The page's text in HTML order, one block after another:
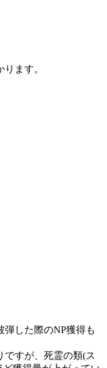
ます。
弾した際のNP獲得も
ですが、死霊の類(ス